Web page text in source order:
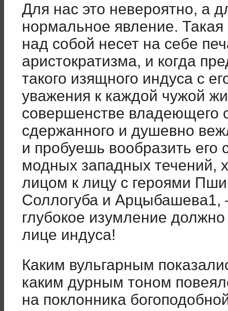
Для нас это невероятно, а
нормальное явление. Такая
над собой несет на себе
аристократизма, и когда
такого изящного индуса с
уважения к каждой чужой
совершенстве владеющего
сдержанного и душевно
и пробуешь вообразить его
модных западных течений,
лицом к лицу с героями
Соллогуба и Арцыбашева1,
глубокое изумление
лице индуса!
Каким вульгарным
каким дурным тоном
на поклонника